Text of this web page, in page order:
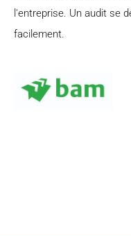
l'entreprise. Un audit se
facilement.